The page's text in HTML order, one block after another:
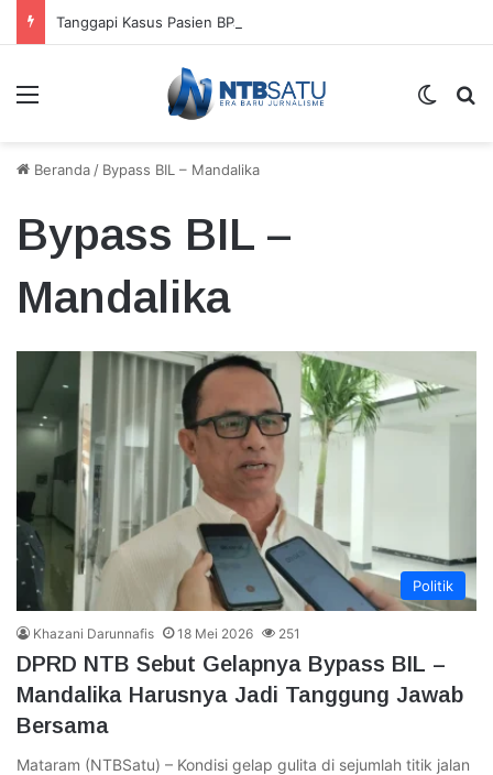
Menu
Beranda / Bypass BIL – Mandalika
Bypass BIL –
Mandalika
Politik
Khazani Darunnafis 18 Mei 2026 251
DPRD NTB Sebut Gelapnya Bypass BIL –
Mandalika Harusnya Jadi Tanggung Jawab
Bersama
Mataram (NTBSatu) – Kondisi gelap gulita di sejumlah titik jalan